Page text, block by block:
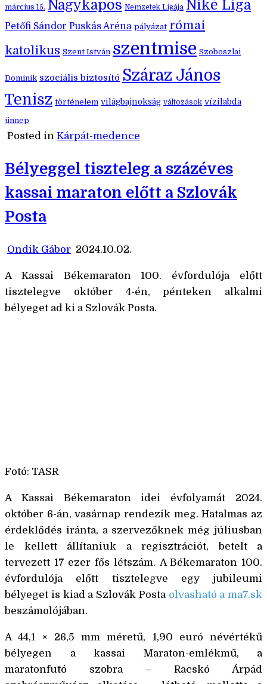
március 15. Nagykapos Nemzetek Ligája Niké Liga
Petőfi Sándor Puskás Aréna pályázat római
katolikus Szent István szentmise Szoboszlai
Dominik szociális biztosító Száraz János
Tenisz történelem világbajnokság változások vízilabda
ünnep
Posted in Kárpát-medence
Bélyeggel tiszteleg a százéves
kassai maraton előtt a Szlovák
Posta
Ondik Gábor 2024.10.02.
A Kassai Békemaraton 100. évfordulója előtt
tisztelegve október 4-én, pénteken alkalmi
bélyeget ad ki a Szlovák Posta.
Fotó: TASR
A Kassai Békemaraton idei évfolyamát 2024.
október 6-án, vasárnap rendezik meg. Hatalmas az
érdeklődés iránta, a szervezőknek még júliusban
le kellett állítaniuk a regisztrációt, betelt a
tervezett 17 ezer fős létszám. A Békemaraton 100.
évfordulója előtt tisztelegve egy jubileumi
bélyeget is kiad a Szlovák Posta olvasható a ma7.sk
beszámolójában.
A 44,1 × 26,5 mm méretű, 1,90 euró névértékű
bélyegen a kassai Maraton-emlékmű, a
maratonfutó szobra – Racskó Árpád